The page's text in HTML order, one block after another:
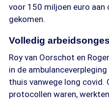
voor 150 miljoen euro
gekomen.
Volledig
Roy van Oorschot en
in de
thuis vanwege long covid.
protocollen waren,